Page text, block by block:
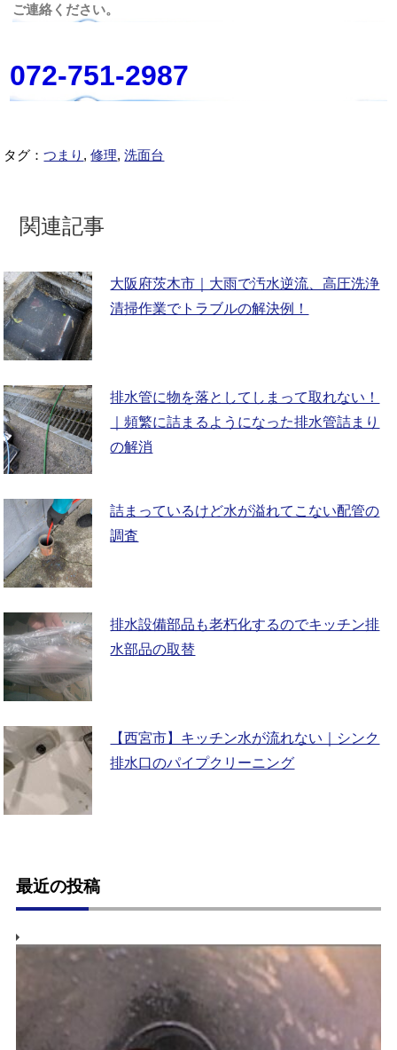
ご連絡ください。
072-751-2987
タグ：つまり ,修理,洗面台
関連記事
大阪府茨木市｜大雨で汚水逆流、高圧洗浄
清掃作業でトラブルの解決例！
排水管に物を落としてしまって取れない！
｜頻繁に詰まるようになった排水管詰まり
の解消
詰まっているけど水が溢れてこない配管の
調査
排水設備部品も老朽化するのでキッチン排
水部品の取替
【西宮市】キッチン水が流れない｜シンク
排水口のパイプクリーニング
最近の投稿